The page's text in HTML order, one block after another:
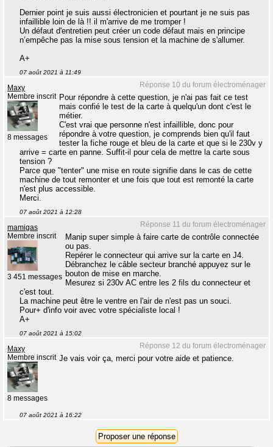
Dernier point je suis aussi électronicien et pourtant je ne suis pas
infaillible loin de là !! il m'arrive de me tromper !
Un défaut d'entretien peut créer un code défaut mais en principe
n’empêche pas la mise sous tension et la machine de s'allumer.
A+
07 août 2021 à 11:49
Réponse 10 du forum électroménager
Maxy
Membre inscrit
8 messages
Pour répondre à cette question, je n'ai pas fait ce test
mais confié le test de la carte à quelqu'un dont c'est le
métier.
C'est vrai que personne n'est infaillible, donc pour
répondre à votre question, je comprends bien qu'il faut
tester la fiche rouge et bleu de la carte et que si le 230v y
arrive = carte en panne. Suffit-il pour cela de mettre la carte sous
tension ?
Parce que "tenter" une mise en route signifie dans le cas de cette
machine de tout remonter et une fois que tout est remonté la carte
n'est plus accessible.
Merci.
07 août 2021 à 12:28
Réponse 11 du forum électroménager
mamigas
Membre inscrit
3 451 messages
Manip super simple à faire carte de contrôle connectée
ou pas.
Repérer le connecteur qui arrive sur la carte en J4.
Débranchez le câble secteur branché appuyez sur le
bouton de mise en marche.
Mesurez si 230v AC entre les 2 fils du connecteur et
c'est tout.
La machine peut être le ventre en l'air de n'est pas un souci.
Pour+ d'info voir avec votre spécialiste local !
A+
07 août 2021 à 15:02
Réponse 12 du forum électroménager
Maxy
Membre inscrit
8 messages
Je vais voir ça, merci pour votre aide et patience.
07 août 2021 à 16:22